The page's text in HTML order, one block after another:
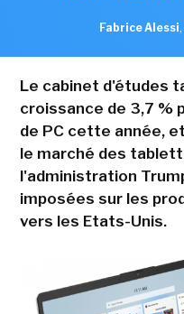
Fabrice Alessi,
Le cabinet d'études
croissance de 3,7 %
de PC cette année,
le marché des
l'administration
imposées sur les
vers les Etats-Unis.